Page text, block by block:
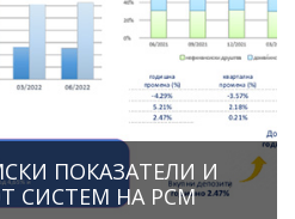
ПОКАЗАТЕЛИ И
СИСТЕМ НА РСМ